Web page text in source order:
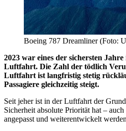
Boeing 787 Dreamliner (Foto:
2023 war eines der sichersten
Luftfahrt. Die Zahl der tödlich
Luftfahrt ist langfristig stetig
Passagiere gleichzeitig steigt.
Seit jeher ist in der Luftfahrt der
Sicherheit absolute Priorität hat –
angepasst und weiterentwickelt